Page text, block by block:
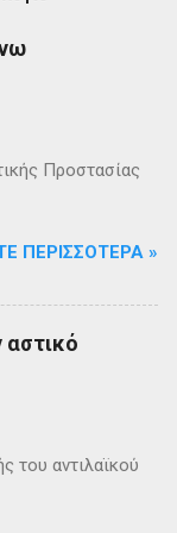
Προστασίας
ΠΕΡΙΣΣΌΤΕΡΑ »
αστικό
του αντιλαϊκού